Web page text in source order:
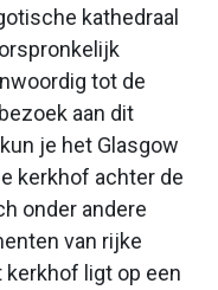
kathedraal
tot de
aan dit
je het Glasgow
kerkhof achter de
onder andere
van rijke
kerkhof ligt op een